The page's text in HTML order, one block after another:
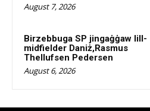
August 7, 2026
Birzebbuga SP jingaġġaw lill-
midfielder Daniż,Rasmus
Thellufsen Pedersen
August 6, 2026